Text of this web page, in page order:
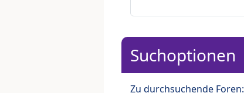
Suchoptionen
Zu durchsuchende Foren: